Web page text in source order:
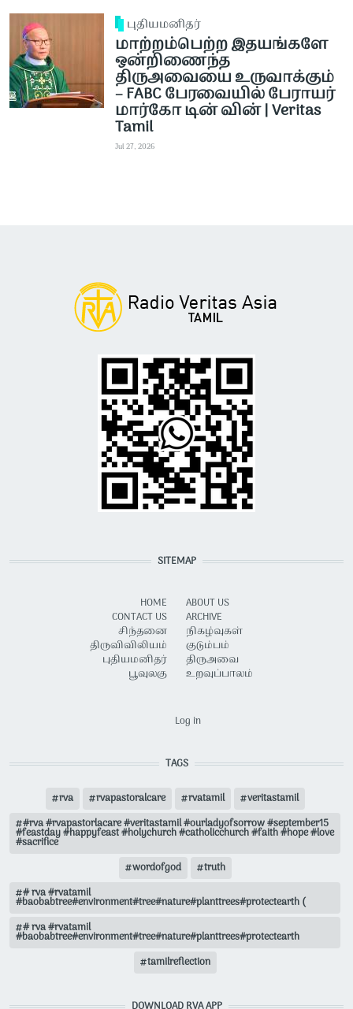
புதியமனிதர்
மாற்றம்பெற்ற இதயங்களே
ஒன்றிணைந்த
திருஅவையை உருவாக்கும்
– FABC பேரவையில் பேராயர்
மார்கோ டின் வின் | Veritas
Tamil
Jul 27, 2026
SITEMAP
HOME
CONTACT US
சிந்தனை
திருவிவிலியம்
புதியமனிதர்
பூவுலகு
ABOUT US
ARCHIVE
நிகழ்வுகள்
குடும்பம்
திருஅவை
உறவுப்பாலம்
Log in
TAGS
rva rvapastoralcare rvatamil
veritastamil
#rva #rvapastorlacare #veritastamil #ourladyofsorrow #september15
#feastday #happyfeast #holychurch #catholicchurch #faith #hope #love
#sacrifice
wordofgod
truth
# rva #rvatamil
#baobabtree#environment#tree#nature#planttrees#protectearth (
# rva #rvatamil
#baobabtree#environment#tree#nature#planttrees#protectearth
tamilreflection